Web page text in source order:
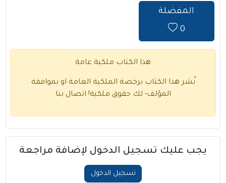
المفضلة
0
هذا الكتاب ملكية عامة
نُشر هذا الكتاب برخصة الملكية العامة او بموافقة
المؤلف- لك حقوق ملكية! اتصال بنا
يجب عليك تسجيل الدخول لإضافة مراجعة
تسجيل الدخول